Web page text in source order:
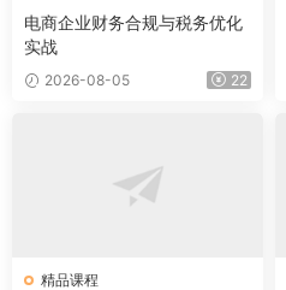
电商企业财务合规与税务优化
实战
2026-08-05 22
精品课程